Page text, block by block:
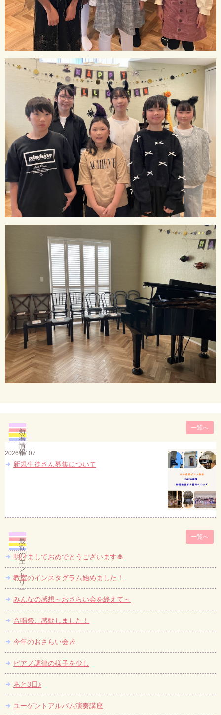
新
着
情
報
一覧へ
2026.07.07
新規生徒さん募集について
最
近
の
エ
ン
ト
リ
ー
一覧へ
明けましておめでとうございます🎍
教室のインスタグラム始めました！
みんなの感想～おさらい会を終えて～
合唱祭、感動しました！
今年のおさらい会🎶
ピアノ調律の様子を少し
あと3日♪
ユーゲントアルバム演奏講座